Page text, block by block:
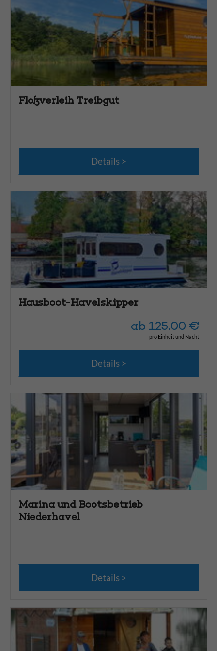
Floßverleih Treibgut
Details
Hausboot-Havelskipper
ab 125.00 €
pro Einheit und Nacht
Details
Marina und Bootsbetrieb
Niederhavel
Details
Wakeboard
Wasserski